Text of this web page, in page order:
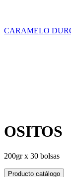
CARAMELO
OSITOS
200gr x 30 bolsas
Producto catálogo